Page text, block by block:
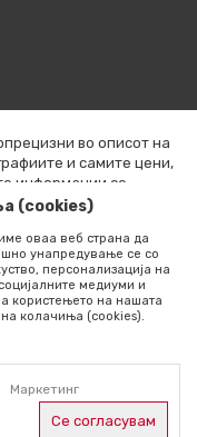
во описот на
и самите цени,
информации се
на сајтот се
можете да ја
. Сите права
(cookies)
оваа веб страна да
унапредување се со
персонализација на
медиуми и
користењето на нашата
колачиња (cookies).
Маркетинг
Се согласувам